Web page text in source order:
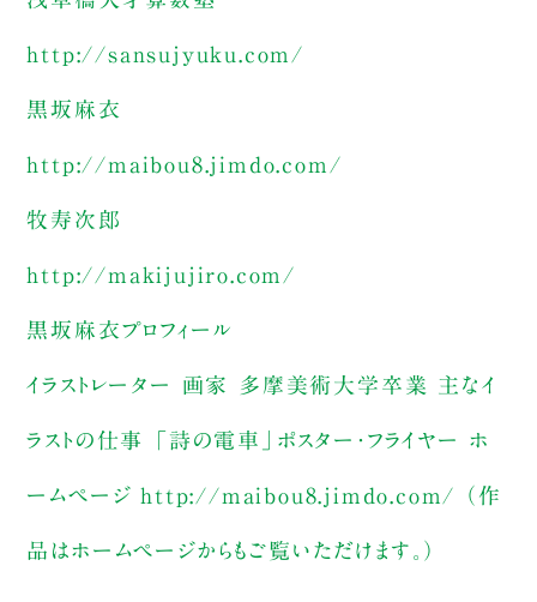
http://sansujyuku.com/
黒坂麻衣
http://maibou8.jimdo.com/
牧寿次郎
http://makijujiro.com/
黒坂麻衣プロフィール
イラストレーター 画家 多摩美術大学卒業 主なイ
ラストの仕事 「詩の電車」ポスター・フライヤー ホ
ームページ http://maibou8.jimdo.com/ （作
品はホームページからもご覧いただけます。）